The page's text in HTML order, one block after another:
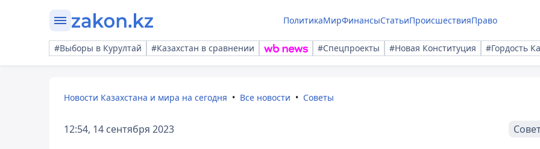
ПолитикаМирФинансыСтатьиПроисшествияПраво
#Выборы в Курултай #Казахстан в сравнении #Спецпроекты #Новая Конституция #Гордость
Новости Казахстана и мира на сегодня Все новости Советы
12:54, 14 сентября 2023